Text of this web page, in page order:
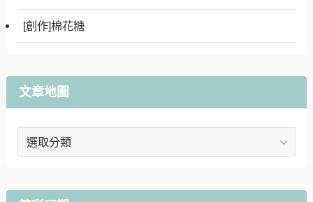
[創作]棉花糖
文章地圖
文
圖